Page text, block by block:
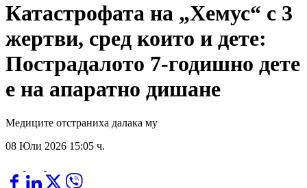
Катастрофата на „Хемус“ с 3
жертви, сред които и дете:
Пострадалото 7-годишно дете
е на апаратно дишане
Медиците отстраниха далака му
08 Юли 2026 15:05 ч.